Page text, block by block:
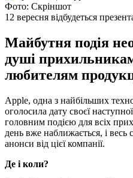
Фото: Скріншот
12 вересня відбудеться
Майбутня подія
душі
любителям
Apple, одна з найбільших
оголосила дату своєї
головним подією для всіх
день вже наближається, і весь
анонси від цієї компанії.
Де і коли?